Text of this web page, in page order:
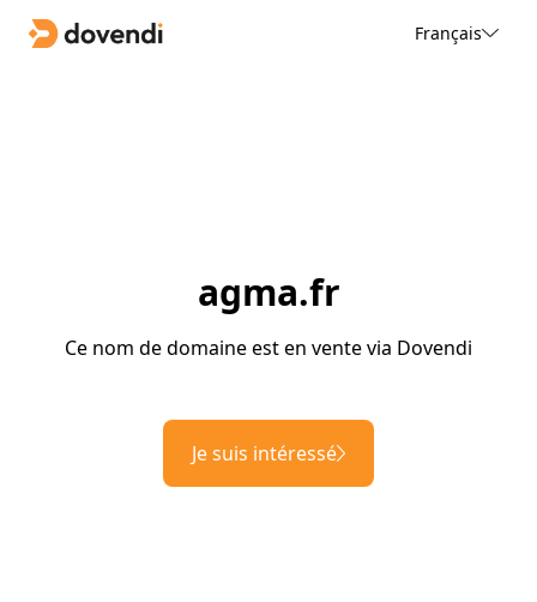
Français
agma.fr
Ce nom de domaine est en vente via Dovendi
Je suis intéressé